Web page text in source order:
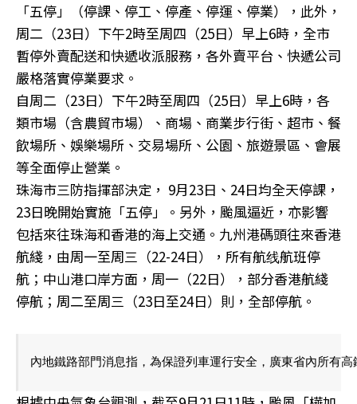
「五停」（停課、停工、停產、停運、停業），此外，
周二（23日）下午2時至周四（25日）早上6時，全市
暫停外賣配送和快遞收派服務，各外賣平台、快遞公司
嚴格落實停業要求。
自周二（23日）下午2時至周四（25日）早上6時，各
類市場（含農貿市場）、商場、商業步行街、超市、餐
飲場所、娛樂場所、交易場所、公園、旅遊景區、會展
等全面停止營業。
珠海市三防指揮部決定， 9月23日、24日均全天停課，
23日晚開始實施「五停」。另外，颱風逼近，亦影響
包括來往珠海和香港的海上交通。九州港碼頭往來香港
航綫，由周一至周三（22-24日），所有航线航班停
航；中山港口岸方面，周一（22日），部分香港航綫
停航；周二至周三（23日至24日）則，全部停航。
內地鐵路部門消息指，為保證列車運行安全，廣東省內所有